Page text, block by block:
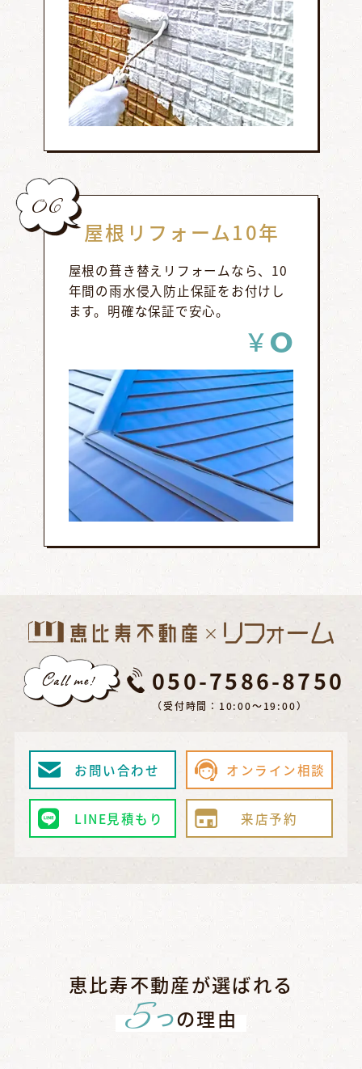
06
屋根リフォーム10年
屋根の葺き替えリフォームなら、10
年間の雨水侵入防止保証をお付けし
ます。明確な保証で安心。
￥0
050-7586-8750
（受付時間：10:00～19:00）
お問い合わせ オンライン相談
LINE見積もり 来店予約
恵比寿不動産が選ばれる
5つの理由